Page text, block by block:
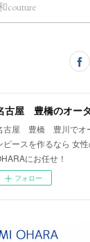
couture
古屋 豊橋 豊川でオ
ピースを作るなら 女
にお任せ！
フォロー